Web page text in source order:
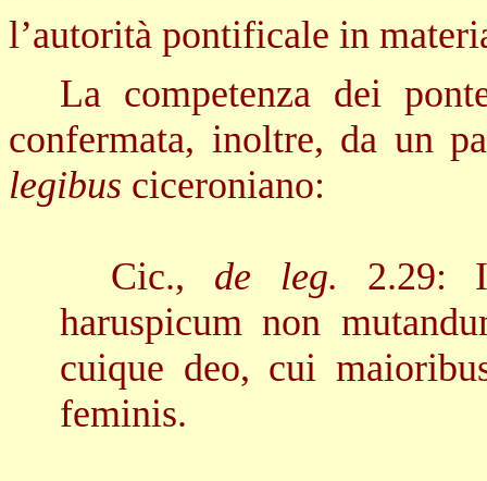
l’autorità pontificale in
La competenza dei
confermata, inoltre, da un
legibus ciceroniano:
Cic., de leg. 2.29:
haruspicum non
cuique deo, cui
feminis.